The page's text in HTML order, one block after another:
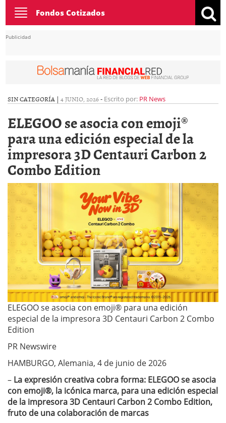
Toggle
navigation
Fondos Cotizados
Publicidad
SIN CATEGORÍA | 4 JUNIO, 2026- Escrito por: PR News
ELEGOO se asocia con emoji®
para una edición especial de la
impresora 3D Centauri Carbon 2
Combo Edition
ELEGOO se asocia con emoji® para una edición
especial de la impresora 3D Centauri Carbon 2 Combo
Edition
PR Newswire
HAMBURGO, Alemania, 4 de junio de 2026
– La expresión creativa cobra forma: ELEGOO se asocia
con emoji®, la icónica marca, para una edición especial
de la impresora 3D Centauri Carbon 2 Combo Edition,
fruto de una colaboración de marcas